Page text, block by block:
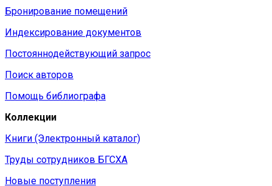
Бронирование помещений
Индексирование документов
Постояннодействующий запрос
Поиск авторов
Помощь библиографа
Коллекции
Книги (Электронный каталог)
Труды сотрудников БГСХА
Новые поступления